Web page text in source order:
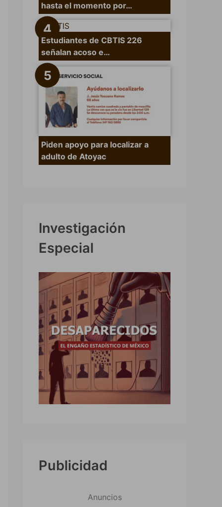
hasta el momento por…
Estudiantes de CBTIS 226
señalan acoso e…
Piden apoyo para localizar a
adulto de Atoyac
Investigación
Especial
Publicidad
Anuncios